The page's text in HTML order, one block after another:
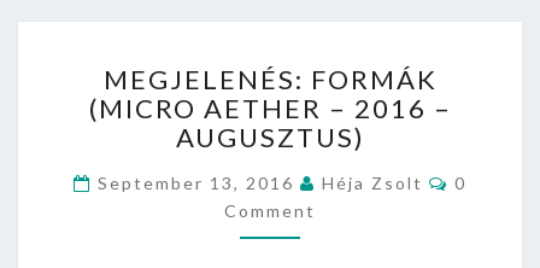
E
G
J
L
E
N
MEGJELENÉS: FORMÁK
(MICRO AETHER – 2016 –
AUGUSZTUS)
September 13, 2016 Héja Zsolt
C
O
0
Comment